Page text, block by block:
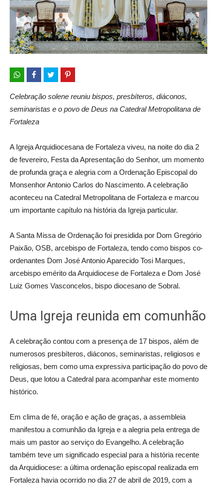
Celebração solene reuniu bispos, presbíteros, diáconos,
seminaristas e o povo de Deus na Catedral Metropolitana de
Fortaleza
A Igreja Arquidiocesana de Fortaleza viveu, na noite do dia 2
de fevereiro, Festa da Apresentação do Senhor, um momento
de profunda graça e alegria com a Ordenação Episcopal do
Monsenhor Antonio Carlos do Nascimento. A celebração
aconteceu na Catedral Metropolitana de Fortaleza e marcou
um importante capítulo na história da Igreja particular.
A Santa Missa de Ordenação foi presidida por Dom Gregório
Paixão, OSB, arcebispo de Fortaleza, tendo como bispos co-
ordenantes Dom José Antonio Aparecido Tosi Marques,
arcebispo emérito da Arquidiocese de Fortaleza e Dom José
Luiz Gomes Vasconcelos, bispo diocesano de Sobral.
Uma Igreja reunida em comunhão
A celebração contou com a presença de 17 bispos, além de
numerosos presbíteros, diáconos, seminaristas, religiosos e
religiosas, bem como uma expressiva participação do povo de
Deus, que lotou a Catedral para acompanhar este momento
histórico.
Em clima de fé, oração e ação de graças, a assembleia
manifestou a comunhão da Igreja e a alegria pela entrega de
mais um pastor ao serviço do Evangelho. A celebração
também teve um significado especial para a história recente
da Arquidiocese: a última ordenação episcopal realizada em
Fortaleza havia ocorrido no dia 27 de abril de 2019, com a